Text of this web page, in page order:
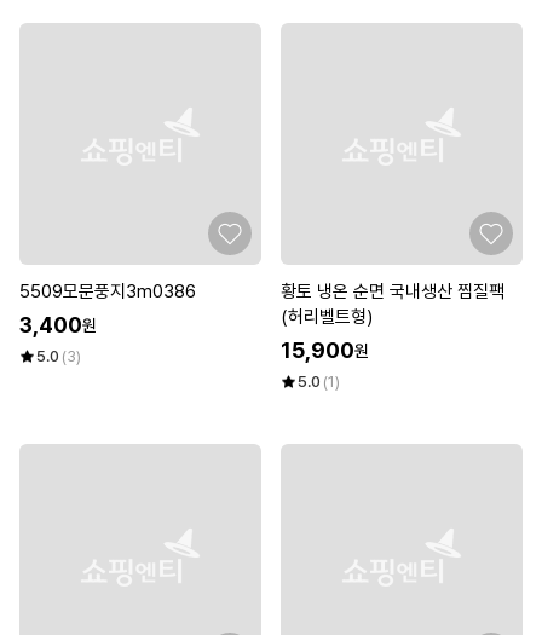
5509모문풍지3m0386
3,400원
5.0 (3)
황토 냉온 순면 국내생산 찜질팩
(허리벨트형)
15,900원
5.0 (1)